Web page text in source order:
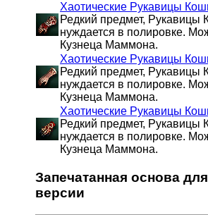
Хаотические Рукавицы
Редкий предмет, Рукавицы
нуждается в полировке.
Кузнеца Маммона.
Хаотические Рукавицы
Редкий предмет, Рукавицы
нуждается в полировке.
Кузнеца Маммона.
Хаотические Рукавицы
Редкий предмет, Рукавицы
нуждается в полировке.
Кузнеца Маммона.
Запечатанная основа
версии